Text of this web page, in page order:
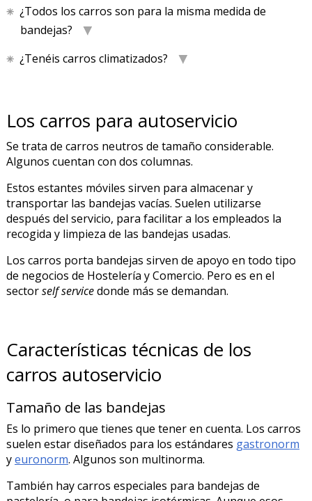
¿Todos los carros son para la misma medida de
bandejas?
¿Tenéis carros climatizados?
Los carros para autoservicio
Se trata de carros neutros de tamaño considerable.
Algunos cuentan con dos columnas.
Estos estantes móviles sirven para almacenar y
transportar las bandejas vacías. Suelen utilizarse
después del servicio, para facilitar a los empleados la
recogida y limpieza de las bandejas usadas.
Los carros porta bandejas sirven de apoyo en todo tipo
de negocios de Hostelería y Comercio. Pero es en el
sectorself servicedonde más se demandan.
Características técnicas de los
carros autoservicio
Tamaño de las bandejas
Es lo primero que tienes que tener en cuenta. Los carros
suelen estar diseñados para los estándares gastronorm
yeuronorm. Algunos son multinorma.
También hay carros especiales para bandejas de